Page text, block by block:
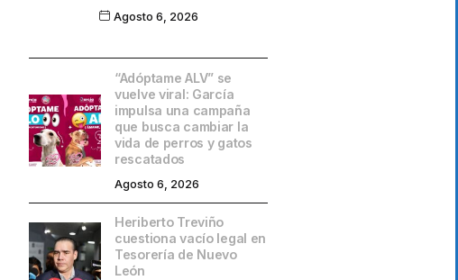
Agosto 6, 2026
“Adóptame ALV” se
vuelve viral: García
impulsa una campaña
que busca cambiar la
vida de perros y gatos
rescatados
Agosto 6, 2026
Heriberto Treviño
cuestiona vacío legal en
Tesorería de Nuevo
León